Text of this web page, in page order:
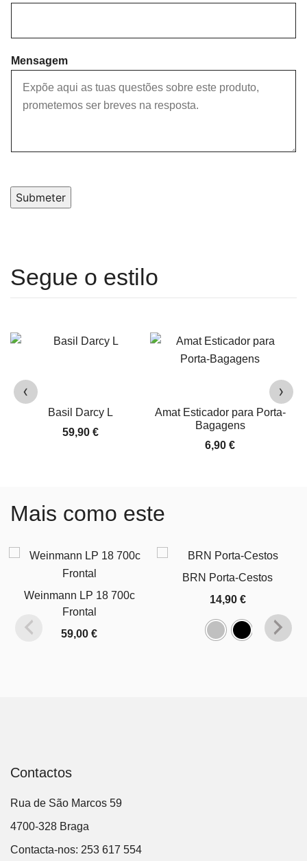
Mensagem
Submeter
‹
Basil Darcy L
59,90 €
Amat Esticador para Porta-
Bagagens
6,90 €
›
Mais como este
Weinmann LP 18 700c
Frontal
59,00€
BRN Porta-Cestos
14,90 €
Contactos
Rua de São Marcos 59
4700-328 Braga
Contacta-nos: 253 617 554